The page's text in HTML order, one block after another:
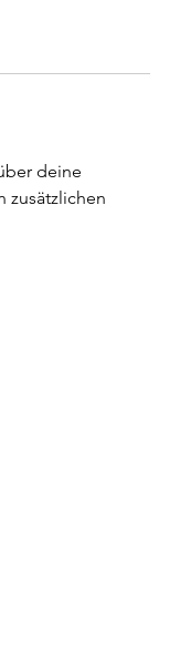
deine
zusätzlichen